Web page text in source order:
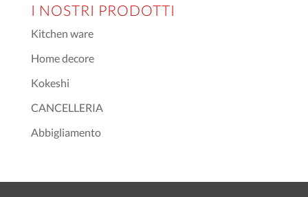
I NOSTRI PRODOTTI
Kitchen ware
Home decore
Kokeshi
CANCELLERIA
Abbigliamento